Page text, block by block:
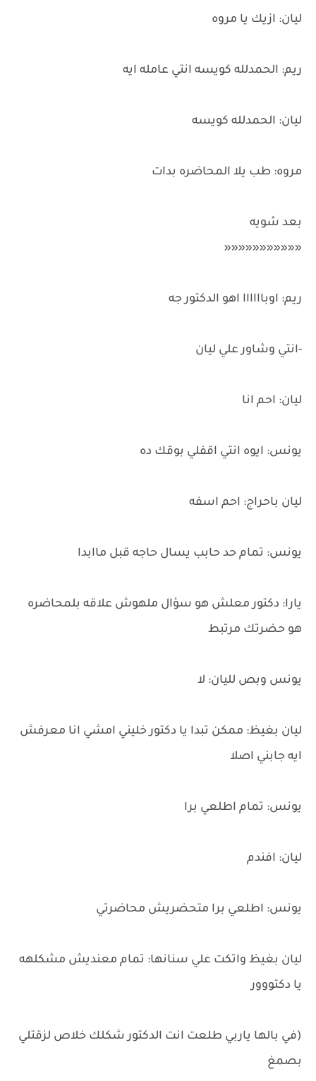
ليان: ازيك يا مروه
ريم: الحمدلله كويسه انتي عامله ايه
ليان: الحمدلله كويسه
مروه: طب يلا المحاضره بدات
بعد شويه
«««««««««««
ريم: اوباااااا اهو الدكتور جه
-انتي وشاور علي ليان
ليان: احم انا
يونس: ايوه انتي اقفلي بوقك ده
ليان باحراج: احم اسفه
يونس: تمام حد حابب يسال حاجه قبل ماابدا
يارا: دكتور معلش هو سؤال ملهوش علاقه بلمحاضره
هو حضرتك مرتبط
يونس وبص لليان: لا
ليان بغيظ: ممكن تبدا يا دكتور خليني امشي انا معرفش
ايه جابني اصلا
يونس: تمام اطلعي برا
ليان: افندم
يونس: اطلعي برا متحضريش محاضرتي
ليان بغيظ واتكت علي سنانها: تمام معنديش مشكلهه
يا دكتووور
(في بالها ياربي طلعت انت الدكتور شكلك خلاص لزقتلي
بصمغ